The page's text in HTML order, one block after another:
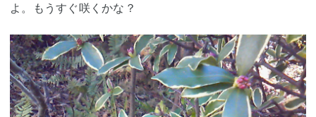
よ。もうすぐ咲くかな？